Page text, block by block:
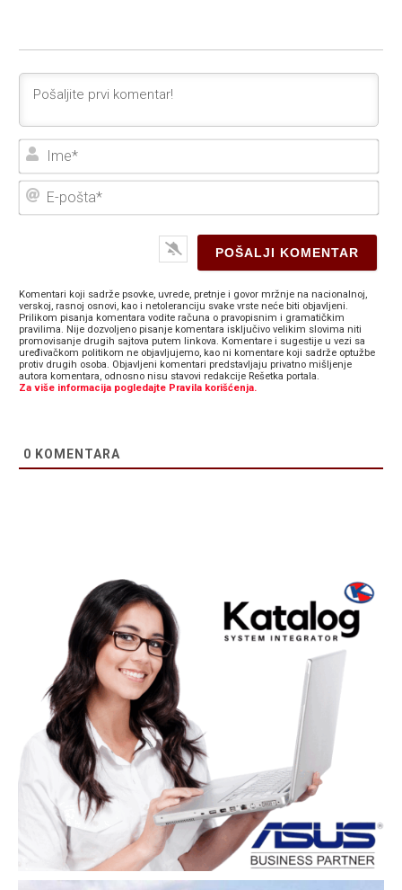
E-
Komentari koji sadrže psovke, uvrede, pretnje i govor mržnje na nacionalnoj,
verskoj, rasnoj osnovi, kao i netoleranciju svake vrste neće biti objavljeni.
Prilikom pisanja komentara vodite računa o pravopisnim i gramatičkim
pravilima. Nije dozvoljeno pisanje komentara isključivo velikim slovima niti
promovisanje drugih sajtova putem linkova. Komentare i sugestije u vezi sa
uređivačkom politikom ne objavljujemo, kao ni komentare koji sadrže optužbe
protiv drugih osoba. Objavljeni komentari predstavljaju privatno mišljenje
autora komentara, odnosno nisu stavovi redakcije Rešetka portala.
Za više informacija pogledajte Pravila korišćenja.
0 KOMENTARA